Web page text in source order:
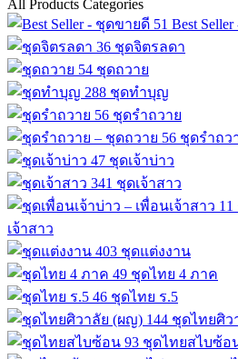
All Products Categories
51 Best
36 ชุดจิตรลดา
54 ชุดถวาย
288 ชุดทำบุญ
56 ชุดรำถวาย
56 ชุดรำถว
47 ชุดเจ้าบ่าว
341 ชุดเจ้าสาว
11
เจ้าสาว
403 ชุดแต่งงาน
49 ชุดไทย 4 ภาค
46 ชุดไทย ร.5
144 ชุดไทยศิว
93 ชุดไทยสไบซ้อ